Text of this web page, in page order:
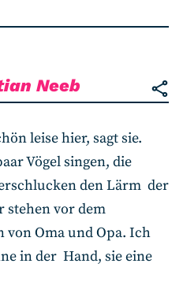
Neeb
leise hier, sagt sie.
Vögel singen, die
den Lärm der
stehen vor dem
von Oma und Opa. Ich
in der Hand, sie eine